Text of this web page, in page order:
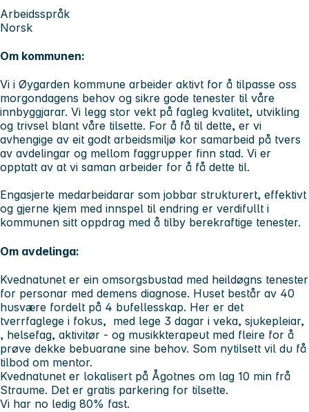
Arbeidsspråk
Norsk
Om kommunen:
Vi i Øygarden kommune arbeider aktivt for å tilpasse oss
morgondagens behov og sikre gode tenester til våre
innbyggjarar. Vi legg stor vekt på fagleg kvalitet, utvikling
og trivsel blant våre tilsette. For å få til dette, er vi
avhengige av eit godt arbeidsmiljø kor samarbeid på tvers
av avdelingar og mellom faggrupper finn stad. Vi er
opptatt av at vi saman arbeider for å få dette til.
Engasjerte medarbeidarar som jobbar strukturert, effektivt
og gjerne kjem med innspel til endring er verdifullt i
kommunen sitt oppdrag med å tilby berekraftige tenester.
Om avdelinga:
Kvednatunet er ein omsorgsbustad med heildøgns tenester
for personar med demens diagnose. Huset består av 40
husvære fordelt på 4 bufellesskap. Her er det
tverrfaglege i fokus, med lege 3 dagar i veka, sjukepleiar,
, helsefag, aktivitør - og musikkterapeut med fleire for å
prøve dekke bebuarane sine behov. Som nytilsett vil du få
tilbod om mentor.
Kvednatunet er lokalisert på Ågotnes om lag 10 min frå
Straume. Det er gratis parkering for tilsette.
Vi har no ledig 80% fast.